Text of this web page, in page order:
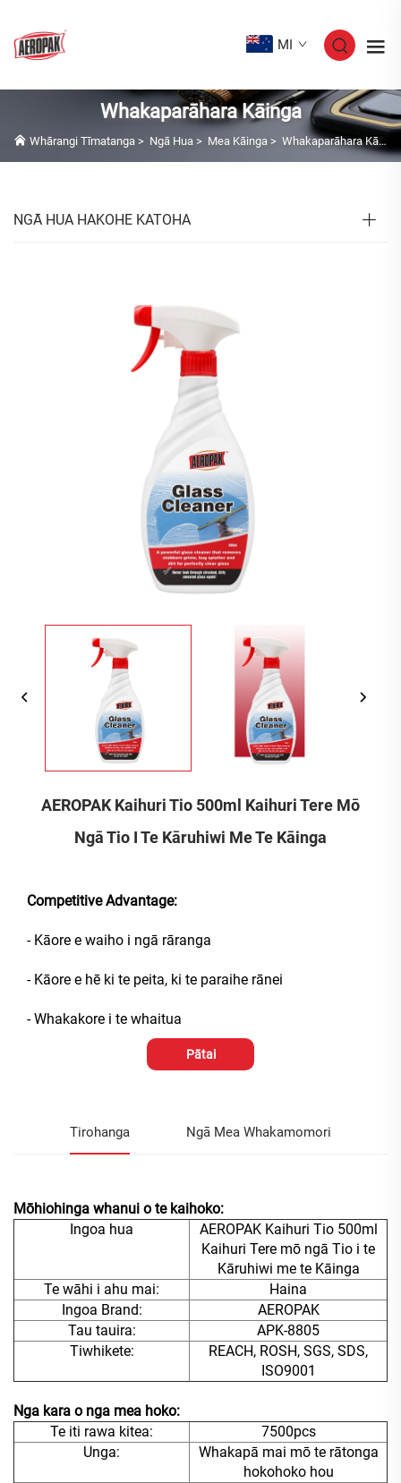
MI
Whakaparāhara Kāinga
Whārangi Tīmatanga > Ngā Hua > Mea Kāinga > Whakaparāhara Kāinga
NGĀ HUA HAKOHE KATOHA
AEROPAK Kaihuri Tio 500ml Kaihuri Tere Mō
Ngā Tio I Te Kāruhiwi Me Te Kāinga
Competitive Advantage:
- Kāore e waiho i ngā rāranga
- Kāore e hē ki te peita, ki te paraihe rānei
- Whakakore i te whaitua
Pātai
Tirohanga Ngā Mea Whakamomori
Mōhiohinga whanui o te kaihoko:
Ingoa hua
AEROPAK Kaihuri Tio 500ml
Kaihuri Tere mō ngā Tio i te
Kāruhiwi me te Kāinga
Te wāhi i ahu mai:
Haina
Ingoa Brand:
AEROPAK
Tau tauira:
APK-8805
Tiwhikete:
REACH, ROSH, SGS, SDS,
ISO9001
Nga kara o nga mea hoko:
Te iti rawa kitea:
7500pcs
Unga:
Whakapā mai mō te rātonga
hokohoko hou